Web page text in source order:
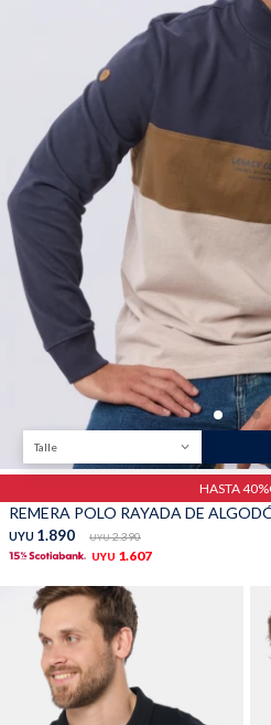
Talle
HASTA
REMERA POLO RAYADA DE
UYU 1.890 UYU 2.390
UYU 1.607